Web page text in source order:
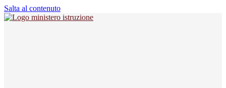
Salta al contenuto